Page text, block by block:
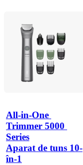
All-in-One
Trimmer 5000
Series
Aparat de tuns 10-
în-1